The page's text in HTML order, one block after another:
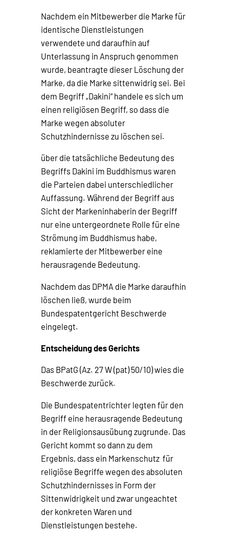
Nachdem ein Mitbewerber die Marke für
identische Dienstleistungen
verwendete und daraufhin auf
Unterlassung in Anspruch genommen
wurde, beantragte dieser Löschung der
Marke, da die Marke sittenwidrig sei. Bei
dem Begriff „Dakini“ handele es sich um
einen religiösen Begriff, so dass die
Marke wegen absoluter
Schutzhindernisse zu löschen sei.
über die tatsächliche Bedeutung des
Begriffs Dakini im Buddhismus waren
die Parteien dabei unterschiedlicher
Auffassung. Während der Begriff aus
Sicht der Markeninhaberin der Begriff
nur eine untergeordnete Rolle für eine
Strömung im Buddhismus habe,
reklamierte der Mitbewerber eine
herausragende Bedeutung.
Nachdem das DPMA die Marke daraufhin
löschen ließ, wurde beim
Bundespatentgericht Beschwerde
eingelegt.
Entscheidung des Gerichts
Das BPatG (Az. 27 W (pat) 50/10) wies die
Beschwerde zurück.
Die Bundespatentrichter legten für den
Begriff eine herausragende Bedeutung
in der Religionsausübung zugrunde. Das
Gericht kommt so dann zu dem
Ergebnis, dass ein Markenschutz für
religiöse Begriffe wegen des absoluten
Schutzhindernisses in Form der
Sittenwidrigkeit und zwar ungeachtet
der konkreten Waren und
Dienstleistungen bestehe.